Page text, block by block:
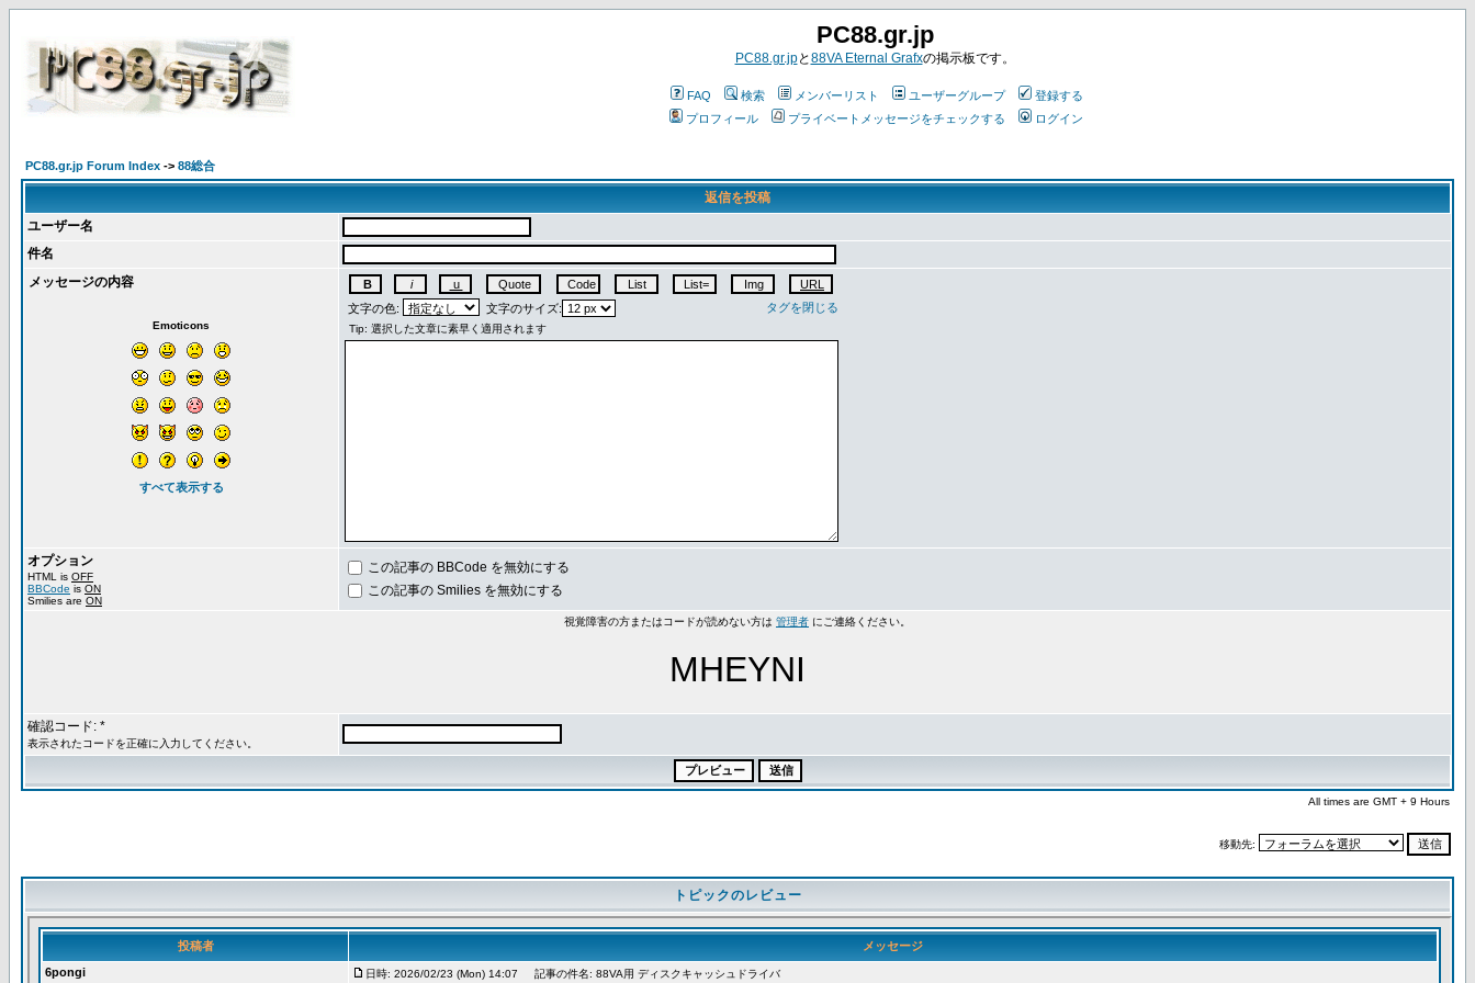
PC88.gr.jp
PC88.gr.jpと88VA Eternal Grafxの掲示板です。
FAQ 検索 メンバーリスト ユーザーグループ
登録する
プロフィール
プライベートメッセージをチェックする ログイン
PC88.gr.jp Forum Index -> 88総合
返信を投稿
ユーザー名
件名
メッセージの内容
Emoticons
すべて表示する
文字の色: 文字のサイズ: タグを閉じる
オプション
HTML is OFF
BBCode is ON
Smilies are ON
この記事の BBCode を無効にする
この記事の Smilies を無効にする
視覚障害の方またはコードが読めない方は 管理者 にご連絡ください。
MHEYNI
確認コード: *
表示されたコードを正確に入力してください。
All times are GMT + 9 Hours
移動先:
トピックのレビュー